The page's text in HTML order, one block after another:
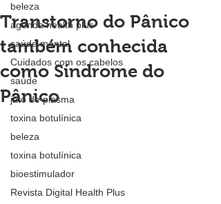
beleza
agenda health plus
saúde mental
Cuidados com os cabelos
saúde
jato de plasma
toxina botulínica
beleza
toxina botulínica
bioestimulador
Revista Digital Health Plus
Transtorno do Pânico
também conhecida
como Síndrome do
Pânico